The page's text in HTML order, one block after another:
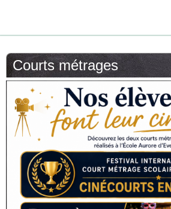
Courts métrages